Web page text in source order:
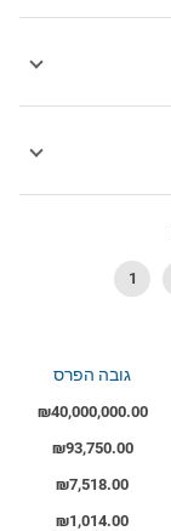
1
גובה הפרס
₪40,000,000.00
₪93,750.00
₪7,518.00
₪1,014.00